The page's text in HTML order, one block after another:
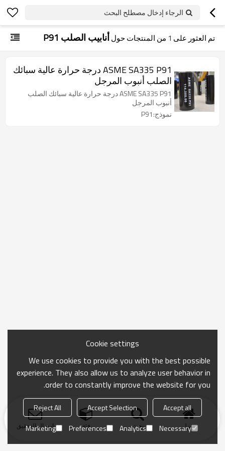
الرجاء إدخال مصطلح البحث
تم العثور على 1 من المنتجات حولأنابيب الصلب P91
ASME SA335 P91 درجة حرارة عالية سبائك
الصلب أنبوب المرجل
ASME SA335 P91 درجة حرارة عالية سبائك الصلب
أنبوب المرجل
نموذج:P91
منزل بحث فئة ارسال التحقيق
Cookie settings
We use cookies to provide you with the best possible
experience. They also allow us to analyze user behavior in
order to constantly improve the website for you.
Accept all
Accept Selection
Reject All
Necessary
Analytics
Preferences
Marketing